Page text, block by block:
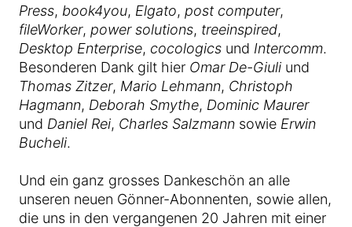
Press, book4you, Elgato, post computer,
fileWorker, power solutions, treeinspired,
Desktop Enterprise, cocologics und Intercomm.
Besonderen Dank gilt hier Omar De-Giuli und
Thomas Zitzer, Mario Lehmann, Christoph
Hagmann, Deborah Smythe, Dominic Maurer
und Daniel Rei, Charles Salzmann sowie Erwin
Bucheli.
Und ein ganz grosses Dankeschön an alle
unseren neuen Gönner-Abonnenten, sowie allen,
die uns in den vergangenen 20 Jahren mit einer